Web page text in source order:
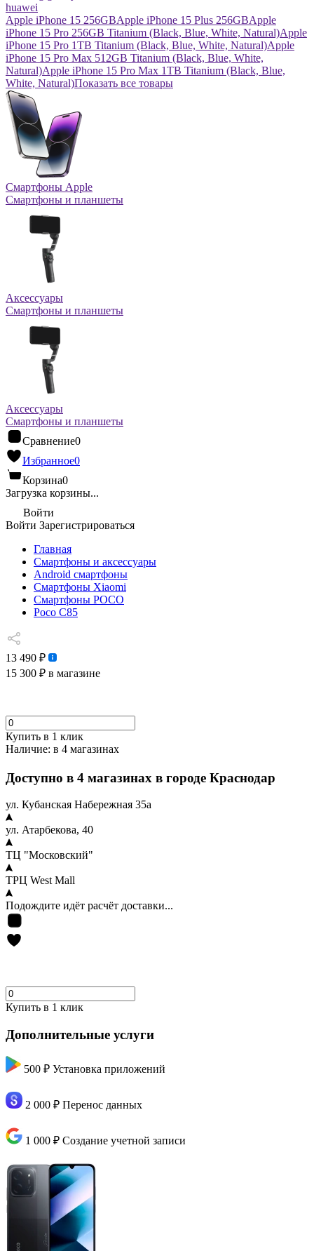
huawei
Apple iPhone 15 256GBApple iPhone 15 Plus 256GBApple
iPhone 15 Pro 256GB Titanium (Black, Blue, White, Natural)Apple
iPhone 15 Pro 1TB Titanium (Black, Blue, White, Natural)Apple
iPhone 15 Pro Max 512GB Titanium (Black, Blue, White,
Natural)Apple iPhone 15 Pro Max 1TB Titanium (Black, Blue,
White, Natural)Показать все товары
Смартфоны Apple
Смартфоны и планшеты
Аксессуары
Смартфоны и планшеты
Аксессуары
Смартфоны и планшеты
Сравнение0
Избранное0
Корзина0
Загрузка корзины...
Войти
Войти Зарегистрироваться
Главная
Смартфоны и аксессуары
Android cмартфоны
Смартфоны Xiaomi
Смартфоны POCO
Poco C85
13 490 ₽
15 300 ₽ в магазине
Купить в 1 клик
Наличие: в 4 магазинах
Доступно в 4 магазинах в городе Краснодар
ул. Кубанская Набережная 35а
ул. Атарбекова, 40
ТЦ "Московский"
ТРЦ West Mall
Подождите идёт расчёт доставки...
Купить в 1 клик
Дополнительные услуги
500 ₽ Установка приложений
2 000 ₽ Перенос данных
1 000 ₽ Создание учетной записи